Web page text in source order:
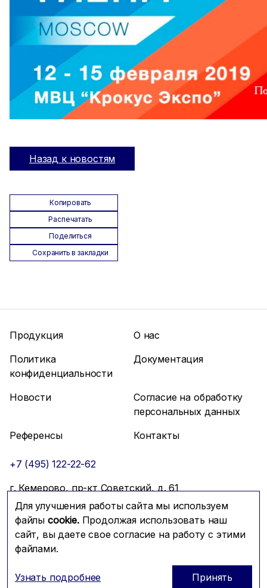
Назад к новостям
Копировать
Распечатать
Поделиться
Сохранить в закладки
Для улучшения работы сайта мы используем
файлы cookie.Продолжая использовать наш
сайт, вы даете свое согласие на работу с этими
файлами.
Узнать подробнее Принять
Продукция
О нас
Политика
конфиденциальности
Документация
Новости
Согласие на обработку
персональных данных
Референсы
Контакты
+7 (495) 122-22-62
г. Кемерово, пр-кт Советский, д. 61
info@mfmc.ru
Связаться с нами
© 2026 Компания МФМК
Prominado